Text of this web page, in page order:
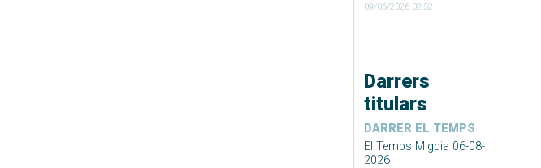
09/06/2026 02:52
Darrers
titulars
DARRER EL TEMPS
El Temps Migdia 06-08-
2026